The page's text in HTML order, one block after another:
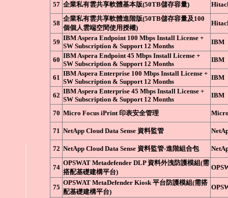
57 企業私有雲共享軟體基本版(50TB儲存容量)
58
企業私有雲共享軟體進階版(50TB儲存容量及100
個個人雲端空間使用授權)
59
IBM Aspera Endpoint 100 Mbps Install License +
SW Subscription & Support 12 Months
IBM
60
IBM Aspera Endpoint 45 Mbps Install License +
SW Subscription & Support 12 Months
IBM
61
IBM Aspera Enterprise 100 Mbps Install License +
SW Subscription & Support 12 Months
IBM
62
IBM Aspera Enterprise 45 Mbps Install License +
SW Subscription & Support 12 Months
IBM
70 Micro Focus iPrint 印表安全管理
71 NetApp Cloud Data Sense 資料監管
72 NetApp Cloud Data Sense 資料監管-進階組合包
74
OPSWAT Metadefender DLP 資料外洩防護模組(需
搭配基礎建構平台)
75
OPSWAT MetaDefender Kiosk 平台防護模組(需搭
配基礎建構平台)